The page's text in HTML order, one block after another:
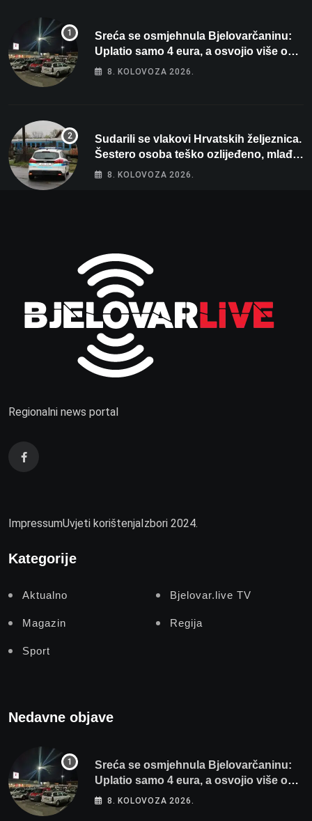
Sreća se osmjehnula Bjelovarčaninu:
Uplatio samo 4 eura, a osvojio više od
80 tisuća eura
8. KOLOVOZA 2026.
Sudarili se vlakovi Hrvatskih željeznica.
Šestero osoba teško ozlijeđeno, mlađa
žena na intenzivnoj
8. KOLOVOZA 2026.
Regionalni news portal
ImpressumUvjeti korištenja Izbori 2024.
Kategorije
Aktualno Bjelovar.live TV
Magazin Regija
Sport
Nedavne objave
Sreća se osmjehnula Bjelovarčaninu:
Uplatio samo 4 eura, a osvojio više od
80 tisuća eura
8. KOLOVOZA 2026.